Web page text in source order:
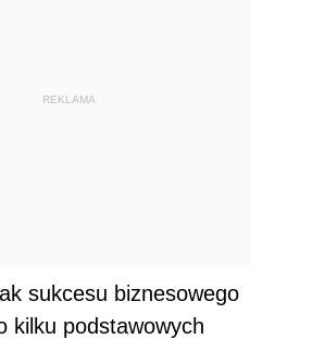
REKLAMA
sukcesu biznesowego
kilku podstawowych